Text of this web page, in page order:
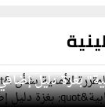
الأممية
بغزة دليل